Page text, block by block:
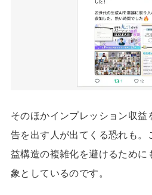
そのほかインプレッション収
告を出す人が出てくる恐れも。
益構造の複雑化を避けるために
象としているのです。